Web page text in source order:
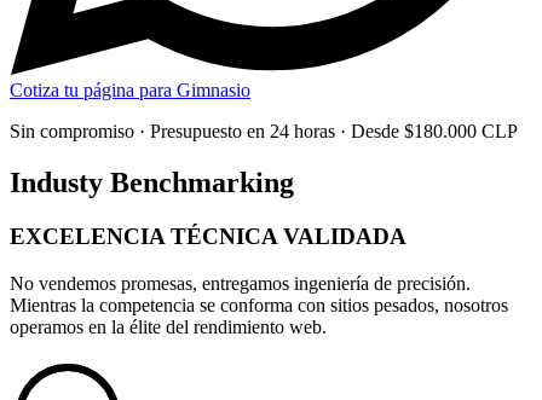
Cotiza tu página para Gimnasio
Sin compromiso · Presupuesto en 24 horas · Desde $180.000 CLP
Industy Benchmarking
EXCELENCIA TÉCNICA VALIDADA
No vendemos promesas, entregamos ingeniería de precisión.
Mientras la competencia se conforma con sitios pesados, nosotros
operamos en la élite del rendimiento web.